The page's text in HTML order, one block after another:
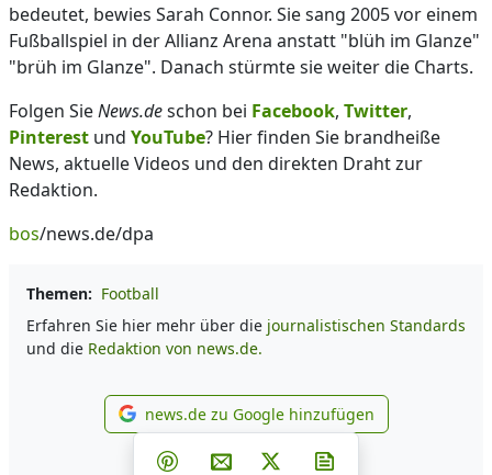
bedeutet, bewies Sarah Connor. Sie sang 2005 vor einem
Fußballspiel in der Allianz Arena anstatt "blüh im Glanze"
"brüh im Glanze". Danach stürmte sie weiter die Charts.
Folgen SieNews.deschon bei Facebook, Twitter,
Pinterest und YouTube? Hier finden Sie brandheiße
News, aktuelle Videos und den direkten Draht zur
Redaktion.
bos/news.de/dpa
Themen: Football
Erfahren Sie hier mehr über die journalistischen Standards
und die Redaktion von news.de.
news.de zu Google
news.de zu Google hinzufügen
Teilen auf Facebook
Teilen auf Whatsapp
Teilen auf Telegram
Teilen auf Pinterest
Per E-Mail teilen
Post auf X